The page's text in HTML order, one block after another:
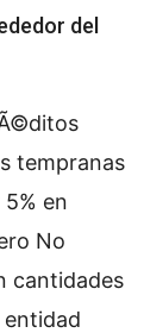
del
tempranas
en
No
cantidades
entidad